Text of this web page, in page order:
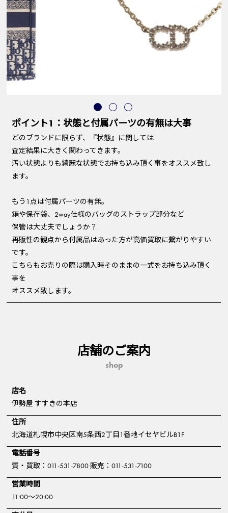
ポイント1：状態と付属パーツの有無は大事
どのブランドに限らず、『状態』に関しては
査定結果に大きく関わってきます。
汚い状態よりも綺麗な状態でお持ち込み頂く事をオススメ致し
ます。
もう1点は付属パーツの有無。
箱や保存袋、2way仕様のバッグのストラップ部分など
保管は大丈夫でしょうか？
再販性の観点から付属品はあった方が高価買取に繋がりやすい
です。
こちらもお売りの際は購入時そのままの一式をお持ち込み頂く
事を
オススメ致します。
店舗のご案内
shop
店名
伊勢屋 すすきの本店
住所
北海道札幌市中央区南5条西2丁目1番地イセヤビルB1F
電話番号
質・買取：011-531-7800 販売：011-531-7100
営業時間
11:00～20:00